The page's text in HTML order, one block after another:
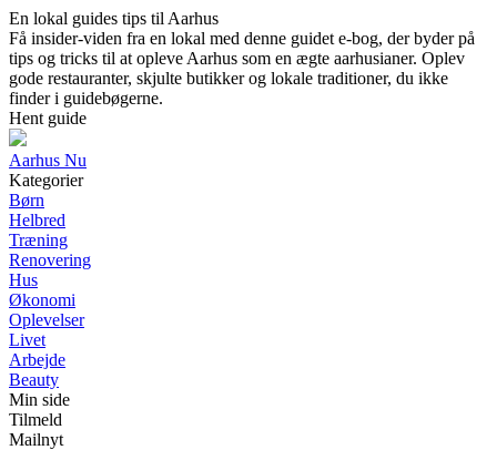
En lokal guides tips til Aarhus
Få insider-viden fra en lokal med denne guidet e-bog, der byder på
tips og tricks til at opleve Aarhus som en ægte aarhusianer. Oplev
gode restauranter, skjulte butikker og lokale traditioner, du ikke
finder i guidebøgerne.
Hent guide
Aarhus Nu
Kategorier
Børn
Helbred
Træning
Renovering
Hus
Økonomi
Oplevelser
Livet
Arbejde
Beauty
Min side
Tilmeld
Mailnyt